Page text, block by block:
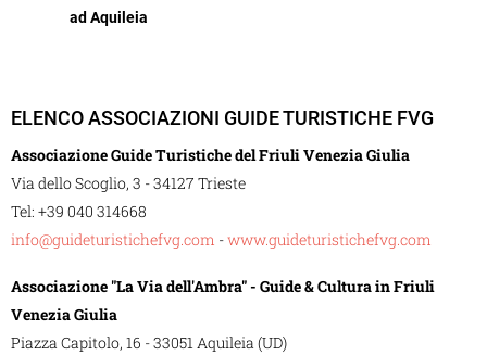
ad Aquileia
ELENCO ASSOCIAZIONI GUIDE TURISTICHE FVG
Associazione Guide Turistiche del Friuli Venezia Giulia
Via dello Scoglio, 3 - 34127 Trieste
Tel: +39 040 314668
info@guideturistichefvg.com -www.guideturistichefvg.com
Associazione "La Via dell'Ambra" - Guide & Cultura in Friuli
Venezia Giulia
Piazza Capitolo, 16 - 33051 Aquileia (UD)